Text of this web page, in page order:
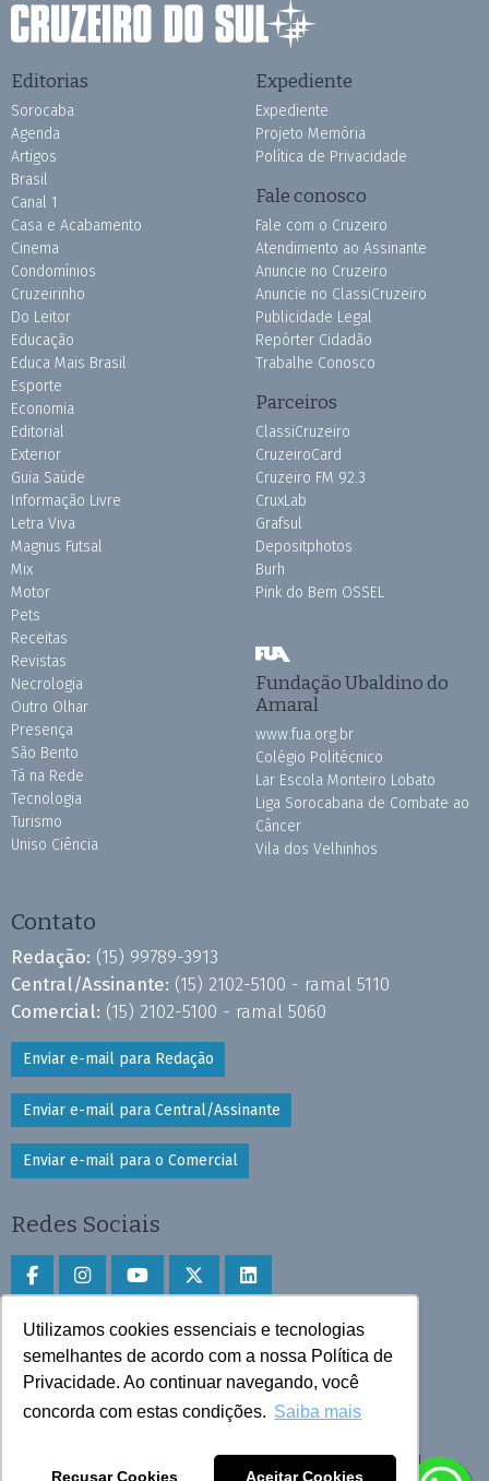
Utilizamos cookies essenciais e tecnologias
semelhantes de acordo com a nossa Política de
Privacidade. Ao continuar navegando, você
concorda com estas condições. Saiba mais
Recusar Cookies Aceitar Cookies
Editorias
Sorocaba
Agenda
Artigos
Brasil
Canal 1
Casa e Acabamento
Cinema
Condomínios
Cruzeirinho
Do Leitor
Educação
Educa Mais Brasil
Esporte
Economia
Editorial
Exterior
Guia Saúde
Informação Livre
Letra Viva
Magnus Futsal
Mix
Motor
Pets
Receitas
Revistas
Necrologia
Outro Olhar
Presença
São Bento
Tá na Rede
Tecnologia
Turismo
Uniso Ciência
Expediente
Expediente
Projeto Memória
Política de Privacidade
Fale conosco
Fale com o Cruzeiro
Atendimento ao Assinante
Anuncie no Cruzeiro
Anuncie no ClassiCruzeiro
Publicidade Legal
Repórter Cidadão
Trabalhe Conosco
Parceiros
ClassiCruzeiro
CruzeiroCard
Cruzeiro FM 92.3
CruxLab
Grafsul
Depositphotos
Burh
Pink do Bem OSSEL
Fundação Ubaldino do
Amaral
www.fua.org.br
Colégio Politécnico
Lar Escola Monteiro Lobato
Liga Sorocabana de Combate ao
Câncer
Vila dos Velhinhos
Contato
Redação: (15) 99789-3913
Central/Assinante: (15) 2102-5100 - ramal 5110
Comercial: (15) 2102-5100 - ramal 5060
Enviar e-mail para Redação
Enviar e-mail para Central/Assinante
Enviar e-mail para o Comercial
Redes Sociais
Faça download do aplicativo
Play Store e App Store
Todos os direitos reservados © 2025 Cruzeiro do Sul